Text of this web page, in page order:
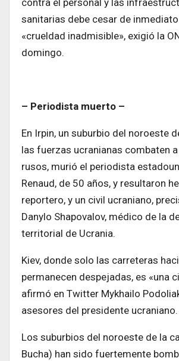
contra el personal y las
sanitarias debe cesar de
«crueldad inadmisible», exigió la
domingo.
– Periodista muerto –
En Irpin, un suburbio del noroeste
las fuerzas ucranianas combaten
rusos, murió el periodista
Renaud, de 50 años, y resultaron
reportero, y un civil ucraniano,
Danylo Shapovalov, médico de la
territorial de Ucrania.
Kiev, donde solo las carreteras
permanecen despejadas, es «una
afirmó en Twitter Mykhailo
asesores del presidente ucraniano.
Los suburbios del noroeste de la
Bucha) han sido fuertemente